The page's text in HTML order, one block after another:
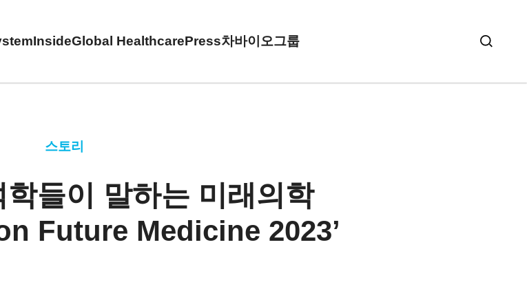
InsideGlobal HealthcarePress차바이오그룹
스토리
들이 말하는 미래의학
Future Medicine 2023’